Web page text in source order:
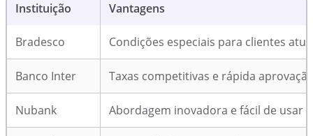
Instituição Vantagens
Bradesco Condições especiais para clientes
Banco Inter Taxas competitivas e rápida
Nubank Abordagem inovadora e fácil de usar